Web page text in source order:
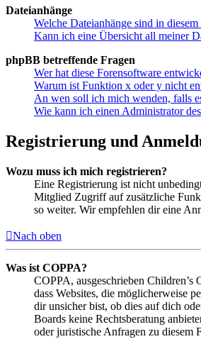
Dateianhänge
Welche Dateianhänge sind in
Kann ich eine Übersicht all meiner
phpBB betreffende Fragen
Wer hat diese Forensoftware
Warum ist Funktion x oder y nicht
An wen soll ich mich wenden, falls
Wie kann ich einen Administrator
Registrierung und
Wozu muss ich mich registrieren?
Eine Registrierung ist nicht
Mitglied Zugriff auf zusätzliche
so weiter. Wir empfehlen dir eine
Nach oben
Was ist COPPA?
COPPA, ausgeschrieben
dass Websites, die möglicherweise
dir unsicher bist, ob dies auf dich
Boards keine Rechtsberatung
oder juristische Anfragen zu diesem